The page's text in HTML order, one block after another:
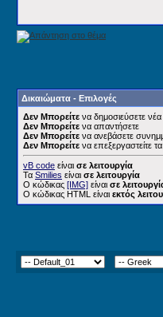
Δικαιώματα - Επιλογές
Δεν Μπορείτε να δημοσιεύσετε
Δεν Μπορείτε να απαντήσετε
Δεν Μπορείτε να ανεβάσετε
Δεν Μπορείτε να επεξεργαστείτε
vB code είναι σε λειτουργία
Τα Smilies είναι σε λειτουργία
Ο κώδικας [IMG] είναι σε
Ο κώδικας HTML είναι εκτός